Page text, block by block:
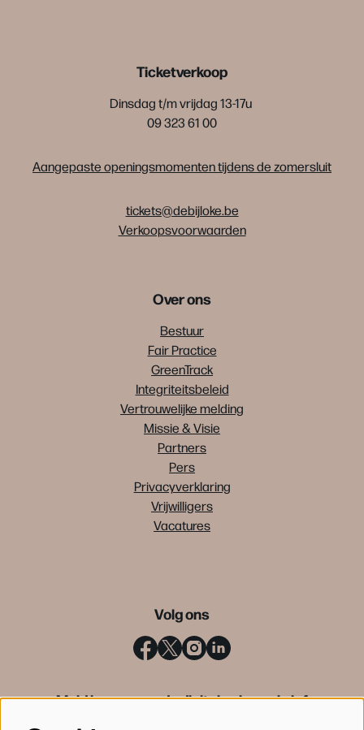
Ticketverkoop
Dinsdag t/m vrijdag 13-17u
09 323 61 00
Aangepaste openingsmomenten tijdens de zomersluit
tickets@debijloke.be
Verkoopsvoorwaarden
Over ons
Bestuur
Fair Practice
GreenTrack
Integriteitsbeleid
Vertrouwelijke melding
Missie & Visie
Partners
Pers
Privacyverklaring
Vrijwilligers
Vacatures
Volg ons
Meld je aan voor de digitale nieuwsbrief